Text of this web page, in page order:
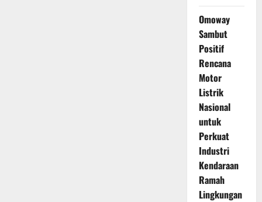
Omoway
Sambut
Positif
Rencana
Motor
Listrik
Nasional
untuk
Perkuat
Industri
Kendaraan
Ramah
Lingkungan